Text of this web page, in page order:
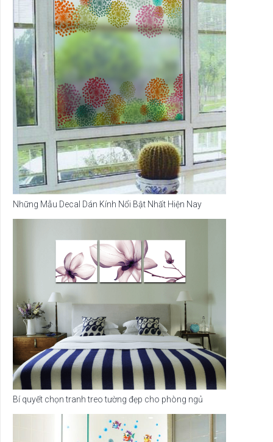
Những Mẫu Decal Dán Kính Nổi Bật Nhất Hiện Nay
Bí quyết chọn tranh treo tường đẹp cho phòng ngủ